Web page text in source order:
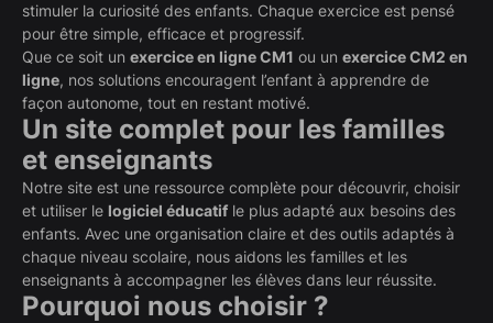
stimuler la curiosité des enfants. Chaque exercice est pensé
pour être simple, efficace et progressif.
Que ce soit un exercice en ligne CM1 ou un exercice CM2 en
ligne, nos solutions encouragent l’enfant à apprendre de
façon autonome, tout en restant motivé.
Un site complet pour les familles
et enseignants
Notre site est une ressource complète pour découvrir, choisir
et utiliser le logiciel éducatif le plus adapté aux besoins des
enfants. Avec une organisation claire et des outils adaptés à
chaque niveau scolaire, nous aidons les familles et les
enseignants à accompagner les élèves dans leur réussite.
Pourquoi nous choisir ?